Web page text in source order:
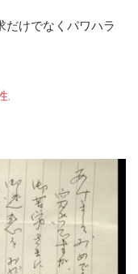
だけでなくパワハラ